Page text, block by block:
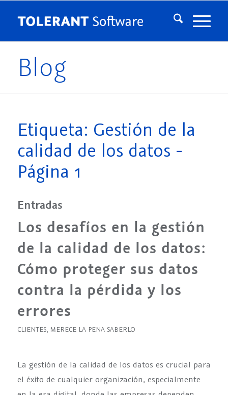
Blog
Etiqueta: Gestión de la
calidad de los datos -
Página 1
Entradas
Los desafíos en la gestión
de la calidad de los datos:
Cómo proteger sus datos
contra la pérdida y los
errores
CLIENTES, MERECE LA PENA SABERLO
La gestión de la calidad de los datos es crucial para
el éxito de cualquier organización, especialmente